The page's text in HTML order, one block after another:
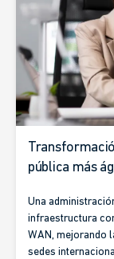
pública más
Una
infraestructura
WAN, mejorando
sedes